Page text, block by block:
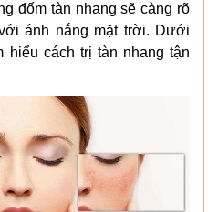
đốm tàn nhang sẽ càng rõ
ánh nắng mặt trời. Dưới
hiểu cách trị tàn nhang tận